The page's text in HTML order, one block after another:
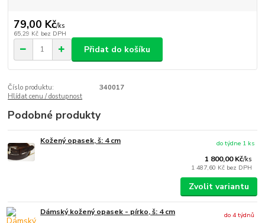
79,00 Kč/ks
65,29 Kč bez DPH
Přidat do košíku
Číslo produktu:
340017
Hlídat cenu / dostupnost
Podobné produkty
Kožený opasek, š: 4 cm
1 800,00 Kč/ks
1 487,60 Kč bez DPH
do týdne 1 ks
Zvolit variantu
Dámský kožený opasek - pírko, š: 4 cm
do 4 týdnů